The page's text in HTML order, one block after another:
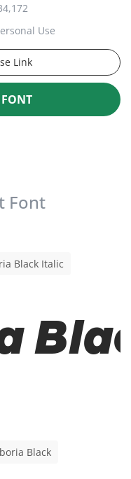
Use
Link
Font
Black Italic
Black